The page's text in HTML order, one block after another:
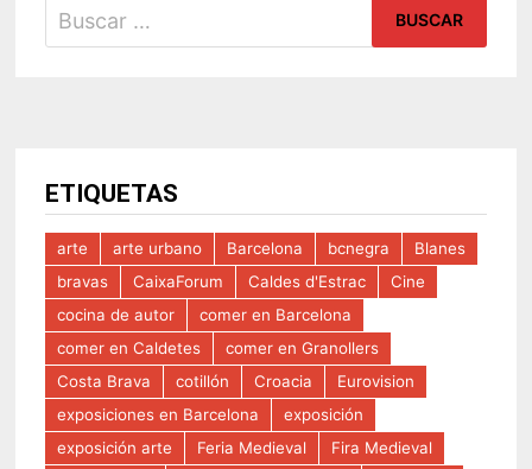
Buscar:
ETIQUETAS
arte arte urbano Barcelona bcnegra
Blanes
bravas
CaixaForum Caldes d'Estrac
Cine
cocina de autor
comer en Barcelona
comer en Caldetes
comer en Granollers
Costa Brava
cotillón Croacia
Eurovision
exposiciones en Barcelona
exposición
exposición arte
Feria Medieval
Fira Medieval